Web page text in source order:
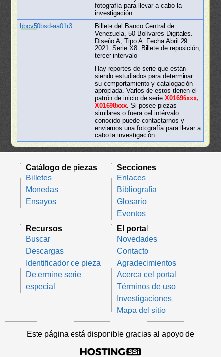
fotografía para llevar a cabo la
investigación.
bbcv50bsd-aa01r3
Billete del Banco Central de
Venezuela, 50 Bolívares Digitales.
Diseño A, Tipo A. Fecha Abril 29
2021. Serie X8. Billete de reposición,
tercer intervalo
Hay reportes de serie que están
siendo estudiados para determinar
su comportamiento y catalogación
apropiada. Varios de estos tienen el
patrón de inicio de serieX01696xxx,
X01698xxx. Si posee piezas
similares o fuera del intérvalo
conocido puede contactarnos y
enviarnos una fotografía para llevar a
cabo la investigación.
Catálogo de piezas
Billetes
Monedas
Ensayos
Secciones
Enlaces
Bibliografía
Glosario
Eventos
Recursos
Buscar
Descargas
Identificador de pieza
Determine serie
especial
El portal
Novedades
Contacto
Agradecimientos
Acerca del portal
Términos de uso
Investigaciones
Mapa del sitio
Este página está disponible gracias al apoyo de